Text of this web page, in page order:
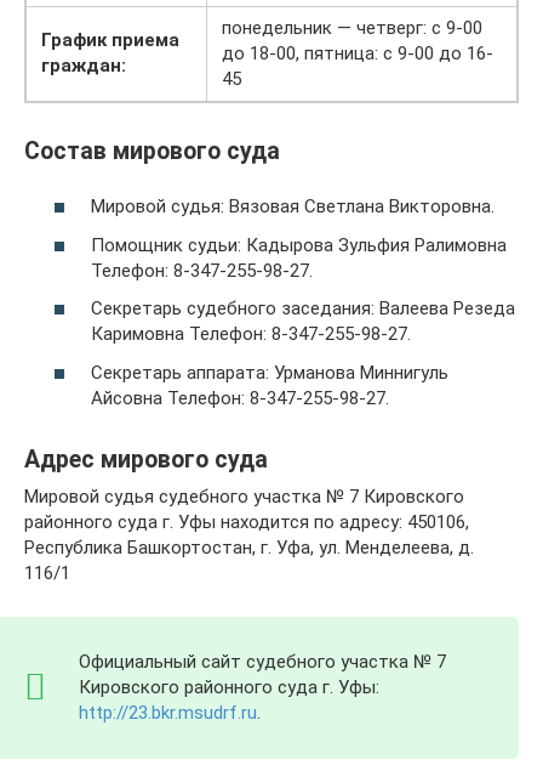
График приема
граждан:
понедельник — четверг: с 9-00
до 18-00, пятница: с 9-00 до 16-
45
Состав мирового суда
Мировой судья: Вязовая Светлана Викторовна.
Помощник судьи: Кадырова Зульфия Ралимовна
Телефон: 8-347-255-98-27.
Секретарь судебного заседания: Валеева Резеда
Каримовна Телефон: 8-347-255-98-27.
Секретарь аппарата: Урманова Миннигуль
Айсовна Телефон: 8-347-255-98-27.
Адрес мирового суда
Мировой судья судебного участка № 7 Кировского
районного суда г. Уфы находится по адресу: 450106,
Республика Башкортостан, г. Уфа, ул. Менделеева, д.
116/1
Официальный сайт судебного участка № 7
Кировского районного суда г. Уфы:
http://23.bkr.msudrf.ru.